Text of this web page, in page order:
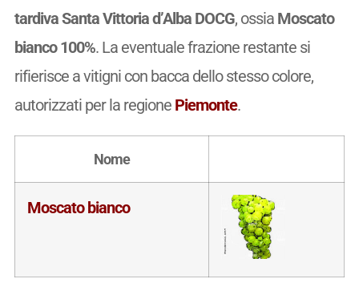
tardiva Santa Vittoria d’Alba DOCG, ossia Moscato
bianco 100%. La eventuale frazione restante si
rifierisce a vitigni con bacca dello stesso colore,
autorizzati per la regione Piemonte.
Nome
Moscato bianco